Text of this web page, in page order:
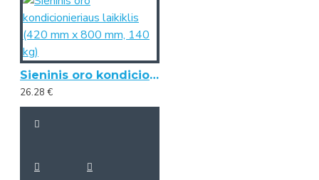
Sieninis oro kondicionieriaus laikiklis (420 mm x 800 mm, 140 kg)
26.28 €